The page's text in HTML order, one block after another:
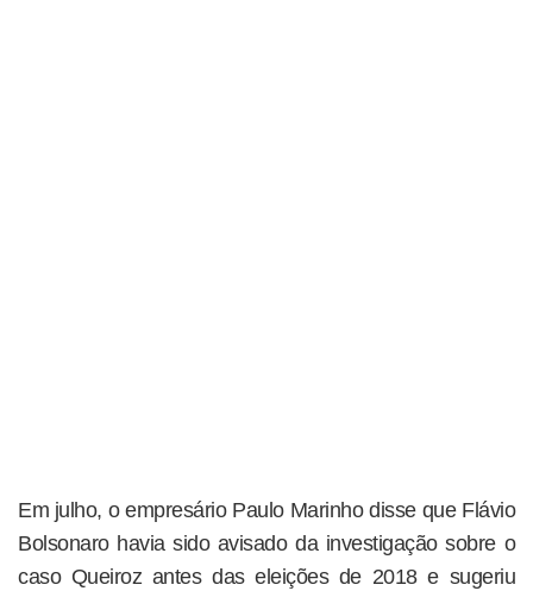
Em julho, o empresário Paulo Marinho disse que Flávio
Bolsonaro havia sido avisado da investigação sobre o
caso Queiroz antes das eleições de 2018 e sugeriu